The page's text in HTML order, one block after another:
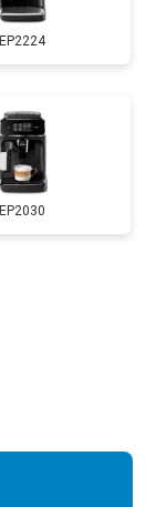
EP2224
EP2030